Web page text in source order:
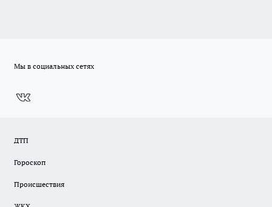
Мы в социальных сетях
ДТП
Гороскоп
Происшествия